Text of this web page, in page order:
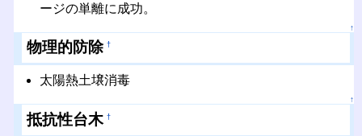
ージの単離に成功。
↑
物理的防除 †
太陽熱土壌消毒
↑
抵抗性台木 †